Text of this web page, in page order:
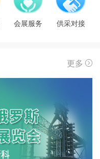
会展服务 供采对接
更多